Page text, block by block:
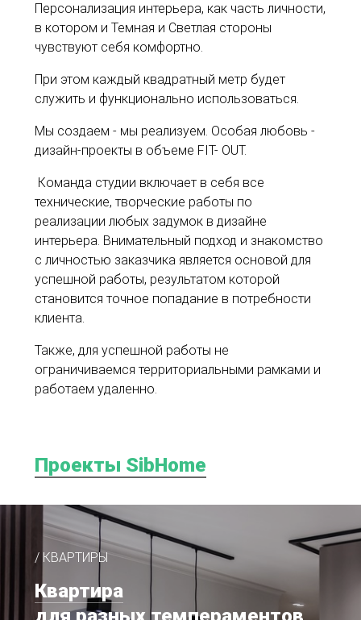
Персонализация интерьера, как часть личности,
в котором и Темная и Светлая стороны
чувствуют себя комфортно.
При этом каждый квадратный метр будет
служить и функционально использоваться.
Мы создаем - мы реализуем. Особая любовь -
дизайн-проекты в объеме FIT- OUT.
Команда студии включает в себя все
технические, творческие работы по
реализации любых задумок в дизайне
интерьера. Внимательный подход и знакомство
с личностью заказчика является основой для
успешной работы, результатом которой
становится точное попадание в потребности
клиента.
Также, для успешной работы не
ограничиваемся территориальными рамками и
работаем удаленно.
Проекты SibHome
/ КВАРТИРЫ
Квартира